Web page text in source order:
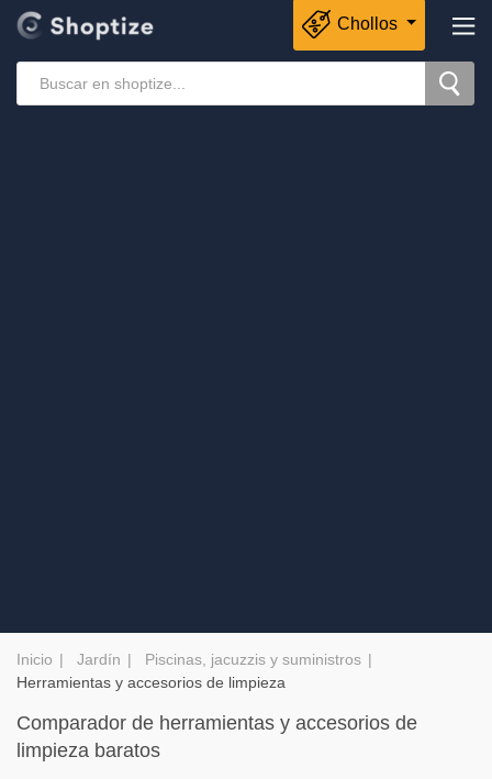
Chollos
Inicio Jardín
Piscinas, jacuzzis y suministros
Herramientas y accesorios de limpieza
Comparador de herramientas y accesorios de
limpieza baratos